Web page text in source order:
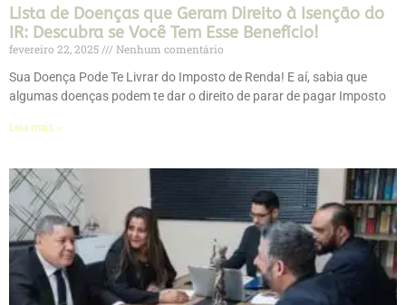
Lista de Doenças que Geram Direito à Isenção do
IR: Descubra se Você Tem Esse Benefício!
fevereiro 22, 2025
Nenhum comentário
Sua Doença Pode Te Livrar do Imposto de Renda! E aí, sabia que
algumas doenças podem te dar o direito de parar de pagar Imposto
Leia mais »